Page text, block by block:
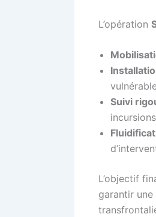
L’opération
Suivi
L’objectif
garantir